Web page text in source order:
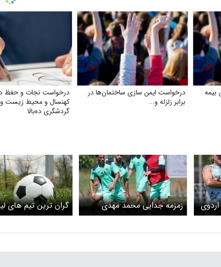
بیمه
درخواست ایمن‌ سازی ساختمان‌ها در
برابر زلزله و...
درخواست نجات و حفظ
کهنسال و محیط زیست
گردشگری ده‌بالا
زمزمه جدایی محمد مهدی
محبی از سپاهان
گران ترین تیم های
کدامند؟